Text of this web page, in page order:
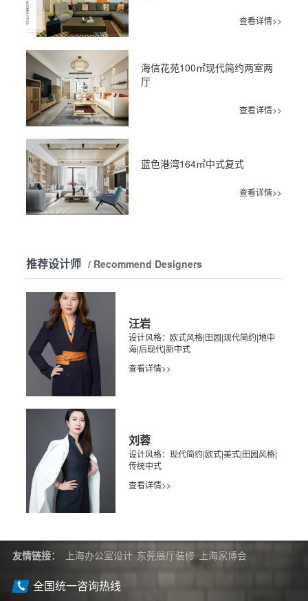
查看详情>>
海信花苑100㎡现代简约两室两
厅
查看详情>>
蓝色港湾164㎡中式复式
查看详情>>
推荐设计师 / Recommend Designers
汪岩
设计风格：欧式风格|田园|现代简约|地中
海|后现代|新中式
查看详情>>
刘蓉
设计风格：现代简约|欧式|美式|田园风格|
传统中式
查看详情>>
友情链接： 上海办公室设计 东莞展厅装修 上海家博会
全国统一咨询热线